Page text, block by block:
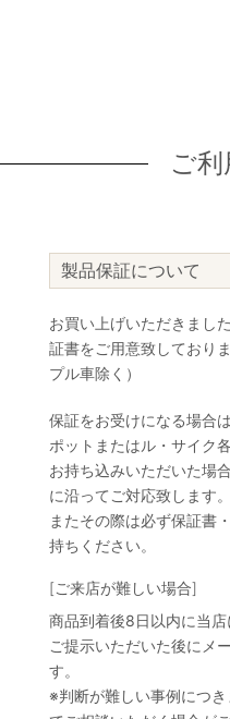
ご
製品保証について
お買い上げいただきまし
証書をご用意致しており
プル車除く）
保証をお受けになる場合
ポットまたはル・サイク
お持ち込みいただいた場
に沿ってご対応致します。
またその際は必ず保証書
持ちください。
[ご来店が難しい場合]
商品到着後8日以内に当
ご提示いただいた後にメ
す。
※判断が難しい事例につ